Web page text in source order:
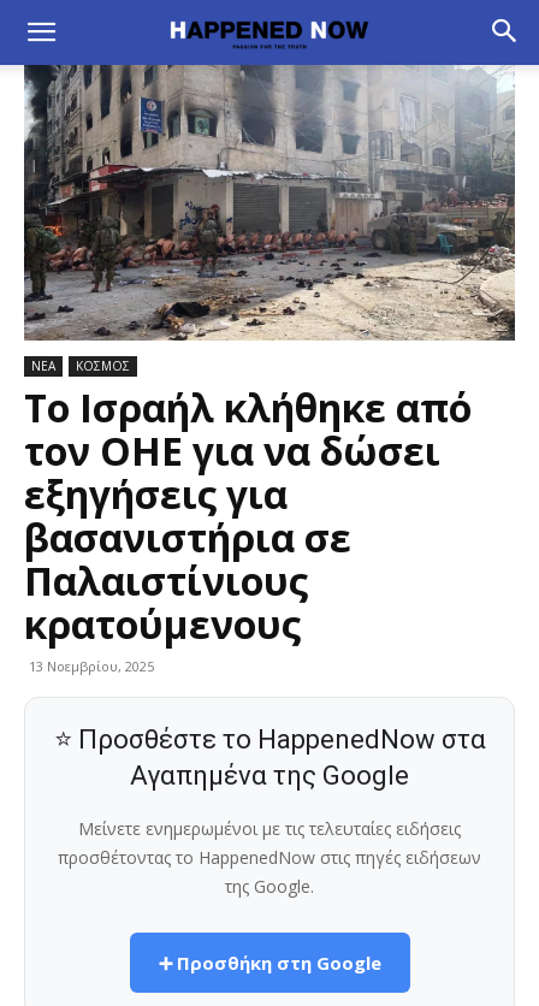
ΝΕΑ ΚΟΣΜΟΣ
Το Ισραήλ κλήθηκε από
τον ΟΗΕ για να δώσει
εξηγήσεις για
βασανιστήρια σε
Παλαιστίνιους
κρατούμενους
13 Νοεμβρίου, 2025
⭐ Προσθέστε το HappenedNow στα
Αγαπημένα της Google
Μείνετε ενημερωμένοι με τις τελευταίες ειδήσεις
προσθέτοντας το HappenedNow στις πηγές ειδήσεων
της Google.
➕ Προσθήκη στη Google